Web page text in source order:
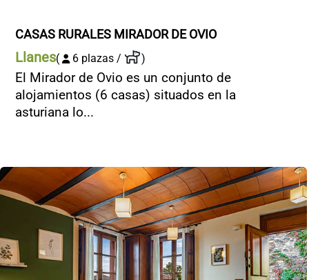
CASAS RURALES MIRADOR DE OVIO
Llanes( 6 plazas / )
El Mirador de Ovio es un conjunto de
alojamientos (6 casas) situados en la
asturiana lo...